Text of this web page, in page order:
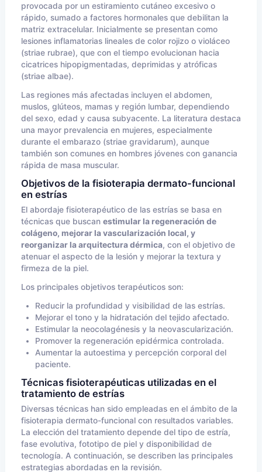
provocada por un estiramiento cutáneo excesivo o
rápido, sumado a factores hormonales que debilitan la
matriz extracelular. Inicialmente se presentan como
lesiones inflamatorias lineales de color rojizo o violáceo
(striae rubrae), que con el tiempo evolucionan hacia
cicatrices hipopigmentadas, deprimidas y atróficas
(striae albae).
Las regiones más afectadas incluyen el abdomen,
muslos, glúteos, mamas y región lumbar, dependiendo
del sexo, edad y causa subyacente. La literatura destaca
una mayor prevalencia en mujeres, especialmente
durante el embarazo (striae gravidarum), aunque
también son comunes en hombres jóvenes con ganancia
rápida de masa muscular.
Objetivos de la fisioterapia dermato-funcional
en estrías
El abordaje fisioterapéutico de las estrías se basa en
técnicas que buscan estimular la regeneración de
colágeno, mejorar la vascularización local, y
reorganizar la arquitectura dérmica, con el objetivo de
atenuar el aspecto de la lesión y mejorar la textura y
firmeza de la piel.
Los principales objetivos terapéuticos son:
Reducir la profundidad y visibilidad de las estrías.
Mejorar el tono y la hidratación del tejido afectado.
Estimular la neocolagénesis y la neovascularización.
Promover la regeneración epidérmica controlada.
Aumentar la autoestima y percepción corporal del
paciente.
Técnicas fisioterapéuticas utilizadas en el
tratamiento de estrías
Diversas técnicas han sido empleadas en el ámbito de la
fisioterapia dermato-funcional con resultados variables.
La elección del tratamiento depende del tipo de estría,
fase evolutiva, fototipo de piel y disponibilidad de
tecnología. A continuación, se describen las principales
estrategias abordadas en la revisión.